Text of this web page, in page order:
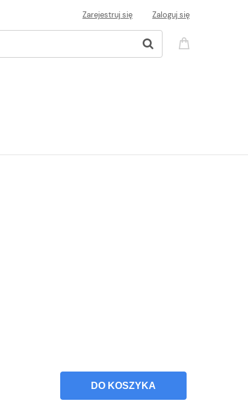
Zarejestruj się Zaloguj się
DO KOSZYKA